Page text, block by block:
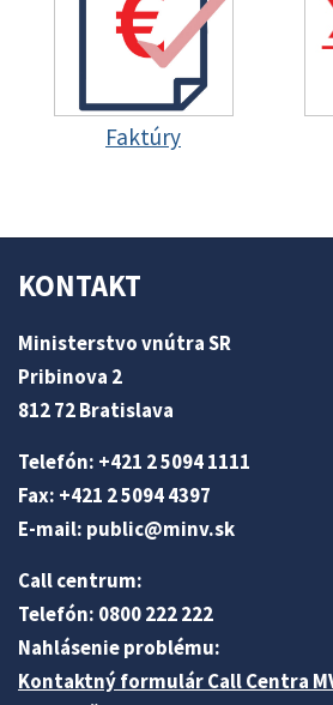
Faktúry
KONTAKT
Ministerstvo vnútra SR
Pribinova 2
812 72 Bratislava
Telefón: +421 2 5094 1111
Fax: +421 2 5094 4397
E-mail: public@minv.sk
Call centrum:
Telefón: 0800 222 222
Nahlásenie problému:
Kontaktný formulár Call Centra